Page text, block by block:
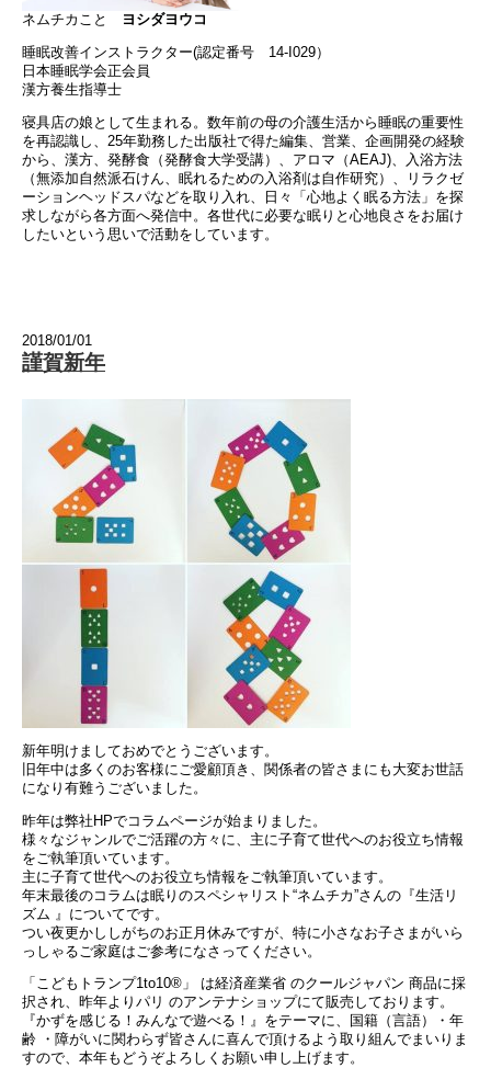
ネムチカこと
ヨシダヨウコ
睡眠改善インストラクター(認定番号 14-I029）
日本睡眠学会正会員
漢方養生指導士
寝具店の娘として生まれる。数年前の母の介護生活から睡眠の重要性
を再認識し、25年勤務した出版社で得た編集、営業、企画開発の経験
から、漢方、発酵食（発酵食大学受講）、アロマ（AEAJ)、入浴方法
（無添加自然派石けん、眠れるための入浴剤は自作研究）、リラクゼ
ーションヘッドスパなどを取り入れ、日々「心地よく眠る方法」を探
求しながら各方面へ発信中。各世代に必要な眠りと心地良さをお届け
したいという思いで活動をしています。
2018/01/01
謹賀新年
新年明けましておめでとうございます。
旧年中は多くのお客様にご愛顧頂き、関係者の皆さまにも大変お世話
になり有難うございました。
昨年は弊社HPでコラムページが始まりました。
様々なジャンルでご活躍の方々に、主に子育て世代へのお役立ち情報
をご執筆頂いています。
主に子育て世代へのお役立ち情報をご執筆頂いています。
年末最後のコラムは眠りのスペシャリスト“ネムチカ”さんの『生活リ
ズム 』についてです。
つい夜更かししがちのお正月休みですが、特に小さなお子さまがいら
っしゃるご家庭はご参考になさってください。
「こどもトランプ1to10®」 は経済産業省 のクールジャパン 商品に採
択され、昨年よりパリ のアンテナショップにて販売しております。
『かずを感じる！みんなで遊べる！』をテーマに、国籍（言語）・年
齢 ・障がいに関わらず皆さんに喜んで頂けるよう取り組んでまいりま
すので、本年もどうぞよろしくお願い申し上げます。